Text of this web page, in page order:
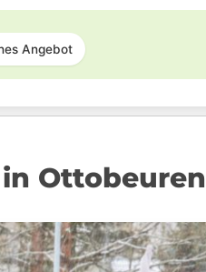
Angebot
Ottobeuren